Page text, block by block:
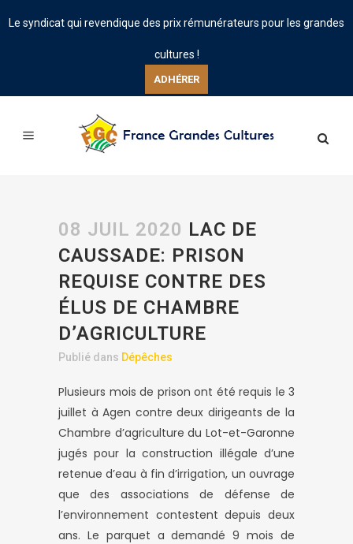
Le syndicat qui revendique des prix rémunérateurs pour les grandes
cultures !
ADHÉRER
08 JUIL 2020 LAC DE
CAUSSADE: PRISON
REQUISE CONTRE DES
ÉLUS DE CHAMBRE
D’AGRICULTURE
Publié dans Dépêches
Plusieurs mois de prison ont été requis le 3
juillet à Agen contre deux dirigeants de la
Chambre d’agriculture du Lot-et-Garonne
jugés pour la construction illégale d’une
retenue d’eau à fin d’irrigation, un ouvrage
que des associations de défense de
l’environnement contestent depuis deux
ans. Le parquet a demandé 9 mois de